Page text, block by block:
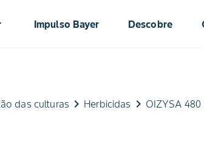
Impulso Bayer Descobre
das culturas keyboard_arrow_right Herbicidas keyboard_arrow_right OIZYSA 480